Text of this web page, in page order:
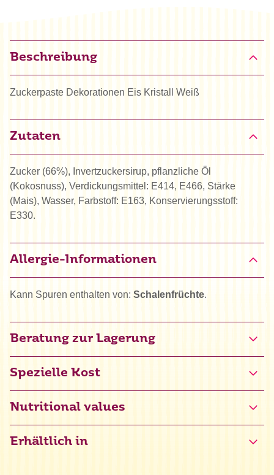
Beschreibung
Zuckerpaste Dekorationen Eis Kristall Weiß
Zutaten
Zucker (66%), Invertzuckersirup, pflanzliche Öl
(Kokosnuss), Verdickungsmittel: E414, E466, Stärke
(Mais), Wasser, Farbstoff: E163, Konservierungsstoff:
E330.
Allergie-Informationen
Kann Spuren enthalten von: Schalenfrüchte.
Beratung zur Lagerung
Spezielle Kost
Glutenfrei zertifiziert (NL-090-152)
Nutritional values
Erhältlich in